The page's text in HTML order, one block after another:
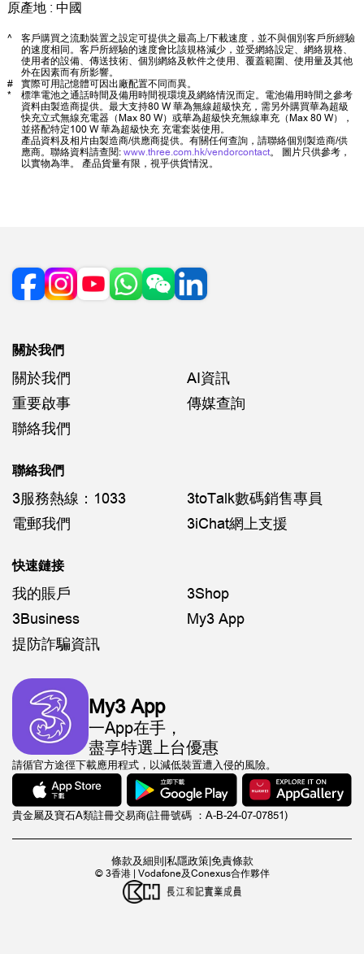
原產地 : 中國
^
客戶購買之流動裝置之設定可提供之最高上/下載速度，並不與個別客戶所經驗
的速度相同。客戶所經驗的速度會比該規格減少，並受網絡設定、網絡規格、
使用者的設備、傳送技術、個別網絡及軟件之使用、覆蓋範圍、使用量及其他
外在因素而有所影響。
#
實際可用記憶體可因出廠配置不同而異。
*
標準電池之通話時間及備用時間視環境及網絡情況而定。電池備用時間之參考
資料由製造商提供。最大支持80 W 華為無線超級快充，需另外購買華為超級
快充立式無線充電器（Max 80 W）或華為超級快充無線車充（Max 80 W），
並搭配特定100 W 華為超級快充 充電套裝使用。
產品資料及相片由製造商/供應商提供。有關任何查詢，請聯絡個別製造商/供
應商。聯絡資料請查閱: www.three.com.hk/vendorcontact。 圖片只供參考，
以實物為準。 產品貨量有限，視乎供貨情況。
關於我們
關於我們
AI資訊
重要啟事
傳媒查詢
聯絡我們
聯絡我們
3服務熱線：1033
3toTalk數碼銷售專員
電郵我們
3iChat網上支援
快速鏈接
我的賬戶
3Shop
3Business
My3 App
提防詐騙資訊
My3 App
一App在手，
盡享特選上台優惠
請循官方途徑下載應用程式，以減低裝置遭入侵的風險。
貴金屬及寶石A類註冊交易商(註冊號碼 ：A-B-24-07-07851)
條款及細則 私隱政策 免責條款
© 3香港 | Vodafone及Conexus合作夥伴